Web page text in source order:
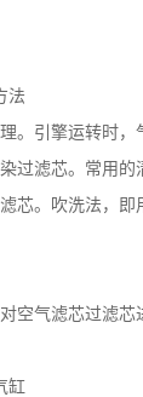
法
。引擎运转时
过滤芯。常用
芯。吹洗法，
空气滤芯过滤
缸